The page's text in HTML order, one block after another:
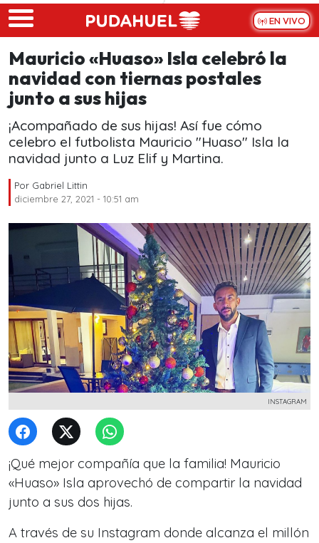
Skip to main content
EN VIVO
Mauricio «Huaso» Isla celebró la
navidad con tiernas postales
junto a sus hijas
¡Acompañado de sus hijas! Así fue cómo
celebro el futbolista Mauricio "Huaso" Isla la
navidad junto a Luz Elif y Martina.
Por Gabriel Littin
diciembre 27, 2021 - 10:51 am
INSTAGRAM
¡Qué mejor compañía que la familia! Mauricio
«Huaso» Isla aprovechó de compartir la navidad
junto a sus dos hijas.
A través de su Instagram donde alcanza el millón